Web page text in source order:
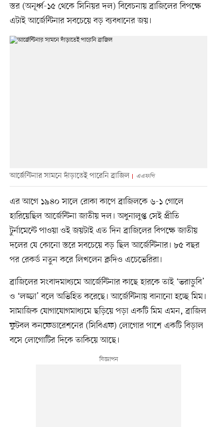
স্তর (অনূর্ধ্ব-১৫ থেকে সিনিয়র দল) বিবেচনায় ব্রাজিলের বিপক্ষে
এটাই আর্জেন্টিনার সবচেয়ে বড় ব্যবধানের জয়।
আর্জেন্টিনার সামনে দাঁড়াতেই পারেনি ব্রাজিল এএফপি
এর আগে ১৯৪০ সালে রোকা কাপে ব্রাজিলকে ৬-১ গোলে
হারিয়েছিল আর্জেন্টিনা জাতীয় দল। অধুনালুপ্ত সেই প্রীতি
টুর্নামেন্টে পাওয়া ওই জয়টাই এত দিন ব্রাজিলের বিপক্ষে জাতীয়
দলের যে কোনো স্তরে সবচেয়ে বড় ছিল আর্জেন্টিনার। ৮৫ বছর
পর রেকর্ড নতুন করে লিখলেন ক্লদিও এচেভেরিরা।
ব্রাজিলের সংবাদমাধ্যমে আর্জেন্টিনার কাছে হারকে তাই ‘ভরাডুবি’
ও ‘লজ্জা’ বলে অভিহিত করেছে। আর্জেন্টিনায় বানানো হচ্ছে মিম।
সামাজিক যোগাযোগমাধ্যমে ছড়িয়ে পড়া একটি মিম এমন, ব্রাজিল
ফুটবল কনফেডারেশনের (সিবিএফ) লোগোর পাশে একটি বিড়াল
বসে লোগোটির দিকে তাকিয়ে আছে।